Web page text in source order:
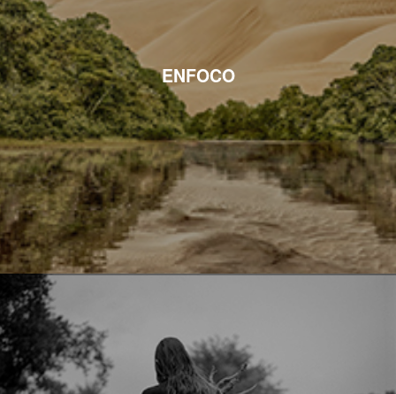
ENFOCO